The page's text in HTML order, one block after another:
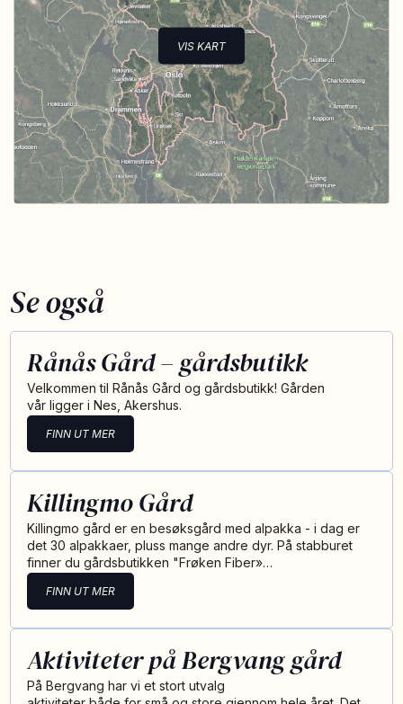
VIS KART
Se også
Rånås Gård – gårdsbutikk
Velkommen til Rånås Gård og gårdsbutikk! Gården
vår ligger i Nes, Akershus.
FINN UT MER
Killingmo Gård
Killingmo gård er en besøksgård med alpakka - i dag er
det 30 alpakkaer, pluss mange andre dyr. På stabburet
finner du gårdsbutikken "Frøken Fiber»…
FINN UT MER
Aktiviteter på Bergvang gård
På Bergvang har vi et stort utvalg